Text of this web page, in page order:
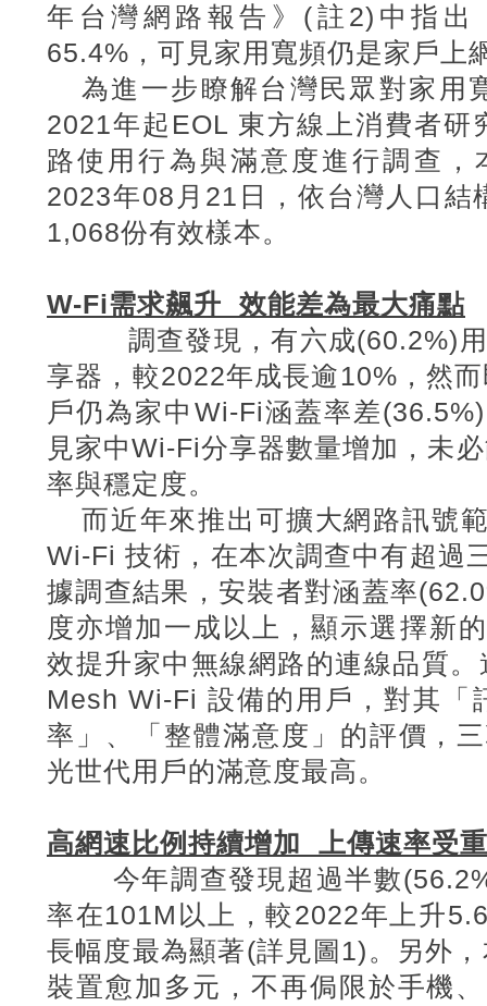
年台灣網路報告》(註2) 中指出
65.4% ，可見家用寬頻仍是家戶上
為進一步瞭解台灣民眾對家用
2021年起EOL 東方線上消費者研
路使用行為與滿意度進行調查，
2023年08 月21 日，依台灣人口
1,068份有效樣本。
W-Fi需求飆升 效能差為最大痛點
調查發現，有六成(60.2%)
享器，較2022年成長逾10% ，然
戶仍為家中Wi-Fi涵蓋率差(36.5%)
見家中Wi-Fi分享器數量增加，未
率與穩定度。
而近年來推出可擴大網路訊號
Wi-Fi技術，在本次調查中有超過
據調查結果，安裝者對涵蓋率
度亦增加一成以上，顯示選擇新
效提升家中無線網路的連線品質。
Mesh Wi-Fi設備的用戶，對其「
率」、「整體滿意度」的評價，
光世代用戶的滿意度最高。
高網速比例持續增加 上傳速率受
今年調查發現超過半數
率在101M 以上，較2022年上升
長幅度最為顯著(詳見圖1)。另外
裝置愈加多元，不再侷限於手機